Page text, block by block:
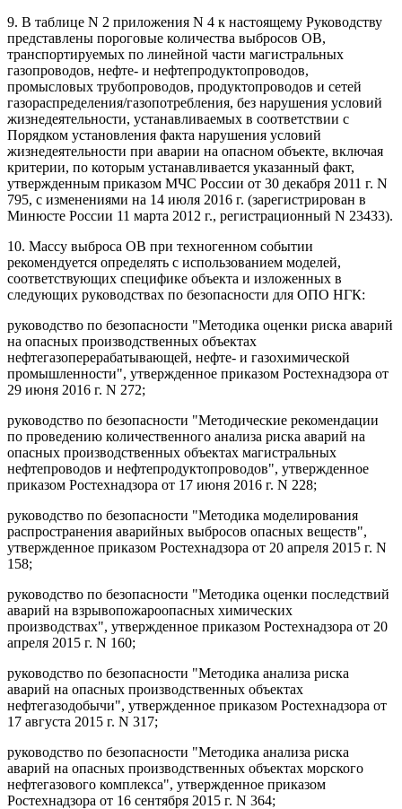
9. В таблице N 2 приложения N 4 к настоящему Руководству
представлены пороговые количества выбросов ОВ,
транспортируемых по линейной части магистральных
газопроводов, нефте- и нефтепродуктопроводов,
промысловых трубопроводов, продуктопроводов и сетей
газораспределения/газопотребления, без нарушения условий
жизнедеятельности, устанавливаемых в соответствии с
Порядком установления факта нарушения условий
жизнедеятельности при аварии на опасном объекте, включая
критерии, по которым устанавливается указанный факт,
утвержденным приказом МЧС России от 30 декабря 2011 г. N
795, с изменениями на 14 июля 2016 г. (зарегистрирован в
Минюсте России 11 марта 2012 г., регистрационный N 23433).
10. Массу выброса ОВ при техногенном событии
рекомендуется определять с использованием моделей,
соответствующих специфике объекта и изложенных в
следующих руководствах по безопасности для ОПО НГК:
руководство по безопасности "Методика оценки риска аварий
на опасных производственных объектах
нефтегазоперерабатывающей, нефте- и газохимической
промышленности", утвержденное приказом Ростехнадзора от
29 июня 2016 г. N 272;
руководство по безопасности "Методические рекомендации
по проведению количественного анализа риска аварий на
опасных производственных объектах магистральных
нефтепроводов и нефтепродуктопроводов", утвержденное
приказом Ростехнадзора от 17 июня 2016 г. N 228;
руководство по безопасности "Методика моделирования
распространения аварийных выбросов опасных веществ",
утвержденное приказом Ростехнадзора от 20 апреля 2015 г. N
158;
руководство по безопасности "Методика оценки последствий
аварий на взрывопожароопасных химических
производствах", утвержденное приказом Ростехнадзора от 20
апреля 2015 г. N 160;
руководство по безопасности "Методика анализа риска
аварий на опасных производственных объектах
нефтегазодобычи", утвержденное приказом Ростехнадзора от
17 августа 2015 г. N 317;
руководство по безопасности "Методика анализа риска
аварий на опасных производственных объектах морского
нефтегазового комплекса", утвержденное приказом
Ростехнадзора от 16 сентября 2015 г. N 364;